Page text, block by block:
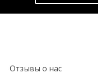
Отзывы о нас